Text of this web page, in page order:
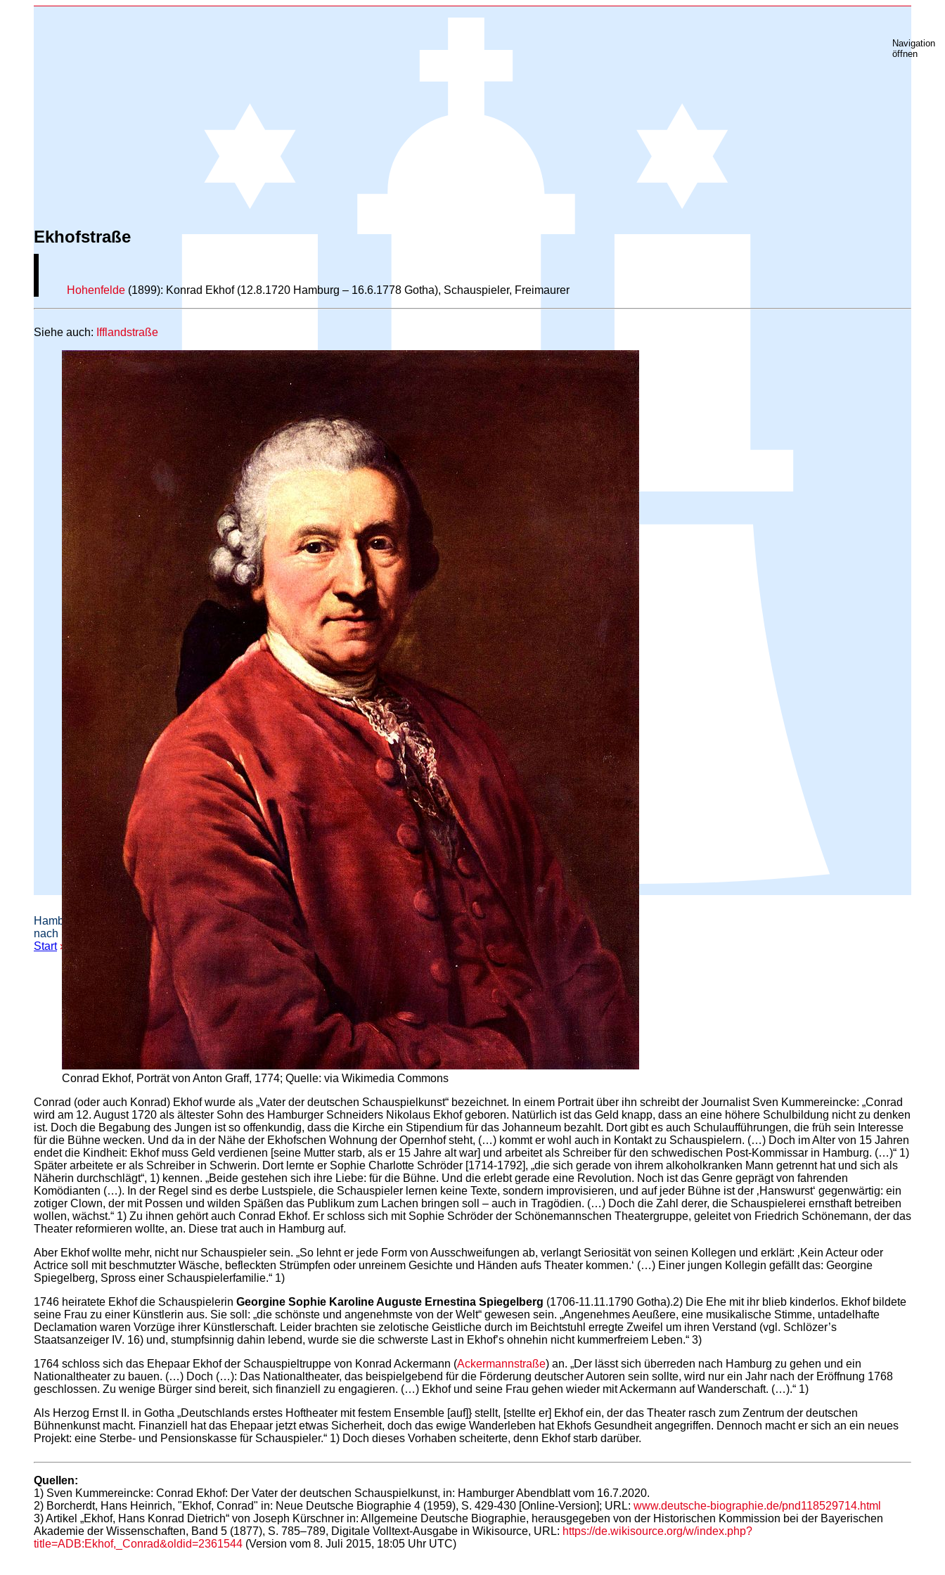
Hamburger Straßennamen -
nach Personen benannt
Start»Erweiterte Suche» Ekhofstraße
Navigation
öffnen
Ekhofstraße
Hohenfelde (1899): Konrad Ekhof (12.8.1720 Hamburg – 16.6.1778 Gotha), Schauspieler, Freimaurer
Siehe auch: Ifflandstraße
Conrad Ekhof, Porträt von Anton Graff, 1774; Quelle: via Wikimedia Commons
Conrad (oder auch Konrad) Ekhof wurde als „Vater der deutschen Schauspielkunst“ bezeichnet. In einem Portrait über ihn schreibt der Journalist Sven Kummereincke: „Conrad
wird am 12. August 1720 als ältester Sohn des Hamburger Schneiders Nikolaus Ekhof geboren. Natürlich ist das Geld knapp, dass an eine höhere Schulbildung nicht zu denken
ist. Doch die Begabung des Jungen ist so offenkundig, dass die Kirche ein Stipendium für das Johanneum bezahlt. Dort gibt es auch Schulaufführungen, die früh sein Interesse
für die Bühne wecken. Und da in der Nähe der Ekhofschen Wohnung der Opernhof steht, (…) kommt er wohl auch in Kontakt zu Schauspielern. (…) Doch im Alter von 15 Jahren
endet die Kindheit: Ekhof muss Geld verdienen [seine Mutter starb, als er 15 Jahre alt war] und arbeitet als Schreiber für den schwedischen Post-Kommissar in Hamburg. (…)“ 1)
Später arbeitete er als Schreiber in Schwerin. Dort lernte er Sophie Charlotte Schröder [1714-1792], „die sich gerade von ihrem alkoholkranken Mann getrennt hat und sich als
Näherin durchschlägt“, 1) kennen. „Beide gestehen sich ihre Liebe: für die Bühne. Und die erlebt gerade eine Revolution. Noch ist das Genre geprägt von fahrenden
Komödianten (…). In der Regel sind es derbe Lustspiele, die Schauspieler lernen keine Texte, sondern improvisieren, und auf jeder Bühne ist der ‚Hanswurst‘ gegenwärtig: ein
zotiger Clown, der mit Possen und wilden Späßen das Publikum zum Lachen bringen soll – auch in Tragödien. (…) Doch die Zahl derer, die Schauspielerei ernsthaft betreiben
wollen, wächst.“ 1) Zu ihnen gehört auch Conrad Ekhof. Er schloss sich mit Sophie Schröder der Schönemannschen Theatergruppe, geleitet von Friedrich Schönemann, der das
Theater reformieren wollte, an. Diese trat auch in Hamburg auf.
Aber Ekhof wollte mehr, nicht nur Schauspieler sein. „So lehnt er jede Form von Ausschweifungen ab, verlangt Seriosität von seinen Kollegen und erklärt: ‚Kein Acteur oder
Actrice soll mit beschmutzter Wäsche, befleckten Strümpfen oder unreinem Gesichte und Händen aufs Theater kommen.‘ (…) Einer jungen Kollegin gefällt das: Georgine
Spiegelberg, Spross einer Schauspielerfamilie.“ 1)
1746 heiratete Ekhof die Schauspielerin Georgine Sophie Karoline Auguste Ernestina Spiegelberg (1706-11.11.1790 Gotha).2) Die Ehe mit ihr blieb kinderlos. Ekhof bildete
seine Frau zu einer Künstlerin aus. Sie soll: „die schönste und angenehmste von der Welt“ gewesen sein. „Angenehmes Aeußere, eine musikalische Stimme, untadelhafte
Declamation waren Vorzüge ihrer Künstlerschaft. Leider brachten sie zelotische Geistliche durch im Beichtstuhl erregte Zweifel um ihren Verstand (vgl. Schlözer’s
Staatsanzeiger IV. 16) und, stumpfsinnig dahin lebend, wurde sie die schwerste Last in Ekhof’s ohnehin nicht kummerfreiem Leben.“ 3)
1764 schloss sich das Ehepaar Ekhof der Schauspieltruppe von Konrad Ackermann (Ackermannstraße) an. „Der lässt sich überreden nach Hamburg zu gehen und ein
Nationaltheater zu bauen. (…) Doch (…): Das Nationaltheater, das beispielgebend für die Förderung deutscher Autoren sein sollte, wird nur ein Jahr nach der Eröffnung 1768
geschlossen. Zu wenige Bürger sind bereit, sich finanziell zu engagieren. (…) Ekhof und seine Frau gehen wieder mit Ackermann auf Wanderschaft. (…).“ 1)
Als Herzog Ernst II. in Gotha „Deutschlands erstes Hoftheater mit festem Ensemble [auf]} stellt, [stellte er] Ekhof ein, der das Theater rasch zum Zentrum der deutschen
Bühnenkunst macht. Finanziell hat das Ehepaar jetzt etwas Sicherheit, doch das ewige Wanderleben hat Ekhofs Gesundheit angegriffen. Dennoch macht er sich an ein neues
Projekt: eine Sterbe- und Pensionskasse für Schauspieler.“ 1) Doch dieses Vorhaben scheiterte, denn Ekhof starb darüber.
Quellen:
1) Sven Kummereincke: Conrad Ekhof: Der Vater der deutschen Schauspielkunst, in: Hamburger Abendblatt vom 16.7.2020.
2) Borcherdt, Hans Heinrich, "Ekhof, Conrad" in: Neue Deutsche Biographie 4 (1959), S. 429-430 [Online-Version]; URL: www.deutsche-biographie.de/pnd118529714.html
3) Artikel „Ekhof, Hans Konrad Dietrich“ von Joseph Kürschner in: Allgemeine Deutsche Biographie, herausgegeben von der Historischen Kommission bei der Bayerischen
Akademie der Wissenschaften, Band 5 (1877), S. 785–789, Digitale Volltext-Ausgabe in Wikisource, URL: https://de.wikisource.org/w/index.php?
title=ADB:Ekhof,_Conrad&oldid=2361544 (Version vom 8. Juli 2015, 18:05 Uhr UTC)